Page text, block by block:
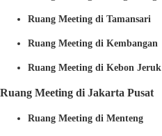
Ruang Meeting di Tamansari
Ruang Meeting di Kembangan
Ruang Meeting di Kebon Jeruk
Ruang Meeting di Jakarta Pusat
Ruang Meeting di Menteng